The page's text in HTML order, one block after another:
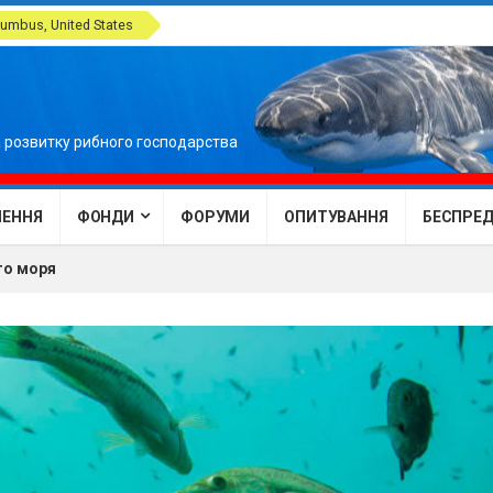
United States
рибного господарства
ФОНДИ ФОРУМИ ОПИТУВАННЯ
моря